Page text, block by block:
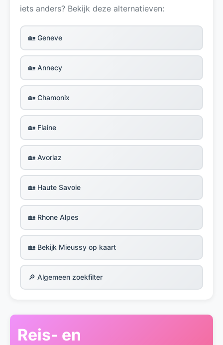
iets anders? Bekijk deze alternatieven:
🏡 Geneve
🏡 Annecy
🏡 Chamonix
🏡 Flaine
🏡 Avoriaz
🏡 Haute Savoie
🏡 Rhone Alpes
🏡 Bekijk Mieussy op kaart
🔎 Algemeen zoekfilter
Reis- en